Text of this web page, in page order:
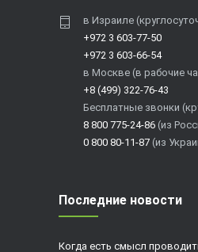
в Израиле
+972 3 603-77-50
+972 3 603-66-54
в Москве (в рабочие
+8 (499) 322-76-43
Бесплатные звонки
8 800 775-24-86 (из
0 800 80-11-87 (из
Последние новости